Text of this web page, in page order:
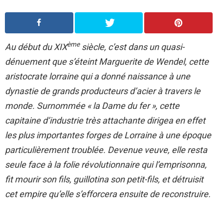
Au début du XIXèmesiècle, c’est dans un quasi-
dénuement que s’éteint Marguerite de Wendel, cette
aristocrate lorraine qui a donné naissance à une
dynastie de grands producteurs d’acier à travers le
monde. Surnommée « la Dame du fer », cette
capitaine d’industrie très attachante dirigea en effet
les plus importantes forges de Lorraine à une époque
particulièrement troublée. Devenue veuve, elle resta
seule face à la folie révolutionnaire qui l’emprisonna,
fit mourir son fils, guillotina son petit-fils, et détruisit
cet empire qu’elle s’efforcera ensuite de reconstruire.